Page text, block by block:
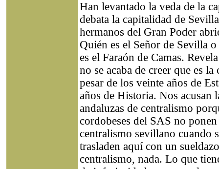
Han levantado la veda de la
debata la capitalidad de
hermanos del Gran Poder
Quién es el Señor de Sevilla
es el Faraón de Camas.
no se acaba de creer que es
pesar de los veinte años de
años de Historia. Nos acusan
andaluzas de centralismo
cordobeses del SAS no
centralismo sevillano cuando
trasladen aquí con un
centralismo, nada. Lo que